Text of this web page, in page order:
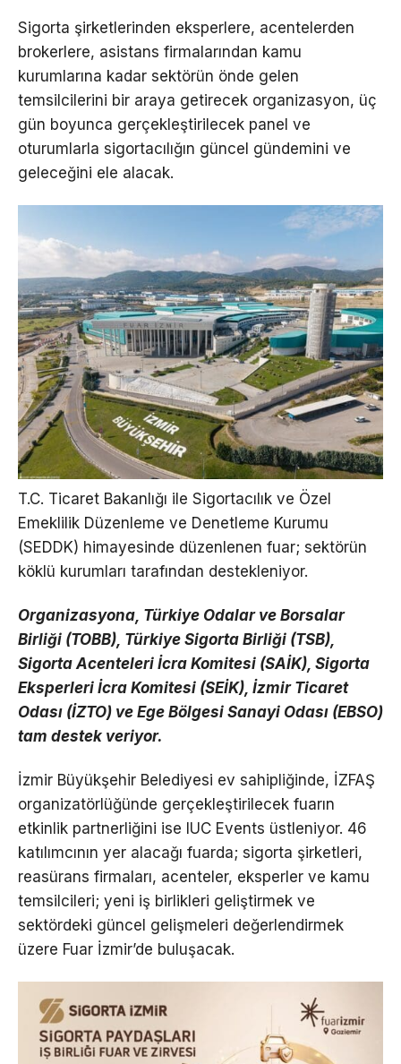
Sigorta şirketlerinden eksperlere, acentelerden
brokerlere, asistans firmalarından kamu
kurumlarına kadar sektörün önde gelen
temsilcilerini bir araya getirecek organizasyon, üç
gün boyunca gerçekleştirilecek panel ve
oturumlarla sigortacılığın güncel gündemini ve
geleceğini ele alacak.
T.C. Ticaret Bakanlığı ile Sigortacılık ve Özel
Emeklilik Düzenleme ve Denetleme Kurumu
(SEDDK) himayesinde düzenlenen fuar; sektörün
köklü kurumları tarafından destekleniyor.
Organizasyona, Türkiye Odalar ve Borsalar
Birliği (TOBB), Türkiye Sigorta Birliği (TSB),
Sigorta Acenteleri İcra Komitesi (SAİK), Sigorta
Eksperleri İcra Komitesi (SEİK), İzmir Ticaret
Odası (İZTO) ve Ege Bölgesi Sanayi Odası (EBSO)
tam destek veriyor.
İzmir Büyükşehir Belediyesi ev sahipliğinde, İZFAŞ
organizatörlüğünde gerçekleştirilecek fuarın
etkinlik partnerliğini ise IUC Events üstleniyor. 46
katılımcının yer alacağı fuarda; sigorta şirketleri,
reasürans firmaları, acenteler, eksperler ve kamu
temsilcileri; yeni iş birlikleri geliştirmek ve
sektördeki güncel gelişmeleri değerlendirmek
üzere Fuar İzmir’de buluşacak.